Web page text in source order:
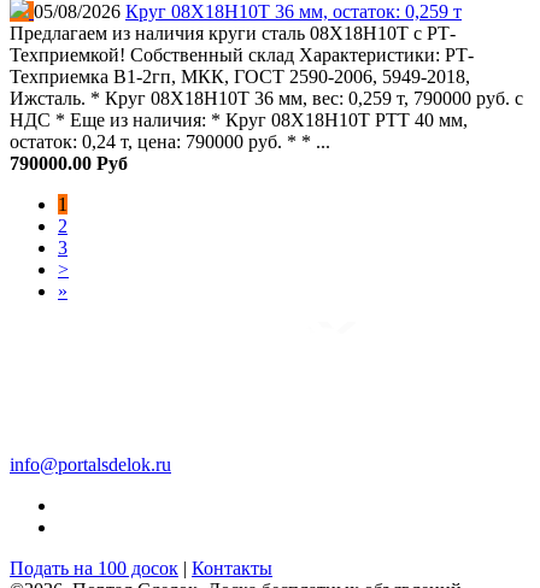
05/08/2026 Круг 08Х18Н10Т 36 мм, остаток: 0,259 т
Предлагаем из наличия круги сталь 08Х18Н10Т с РТ-
Техприемкой! Собственный склад Характеристики: РТ-
Техприемка В1-2гп, МКК, ГОСТ 2590-2006, 5949-2018,
Ижсталь. * Круг 08Х18Н10Т 36 мм, вес: 0,259 т, 790000 руб. с
НДС * Еще из наличия: * Круг 08Х18Н10Т РТТ 40 мм,
остаток: 0,24 т, цена: 790000 руб. * * ...
790000.00 Руб
1
2
3
>
»
info@portalsdelok.ru
Подать на 100 досок | Контакты